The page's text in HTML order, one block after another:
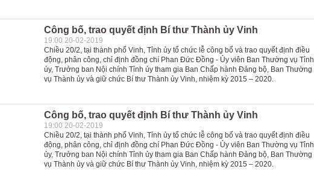
Công bố, trao quyết định Bí thư Thành ủy Vinh
19:00 20-02-2019
Chiều 20/2, tại thành phố Vinh, Tỉnh ủy tổ chức lễ công bố và trao quyết định điều
động, phân công, chỉ định đồng chí Phan Đức Đồng - Ủy viên Ban Thường vụ Tỉnh
ủy, Trưởng ban Nội chính Tỉnh ủy tham gia Ban Chấp hành Đảng bộ, Ban Thường
vụ Thành ủy và giữ chức Bí thư Thành ủy Vinh, nhiệm kỳ 2015 – 2020.
Công bố, trao quyết định Bí thư Thành ủy Vinh
19:00 20-02-2019
Chiều 20/2, tại thành phố Vinh, Tỉnh ủy tổ chức lễ công bố và trao quyết định điều
động, phân công, chỉ định đồng chí Phan Đức Đồng - Ủy viên Ban Thường vụ Tỉnh
ủy, Trưởng ban Nội chính Tỉnh ủy tham gia Ban Chấp hành Đảng bộ, Ban Thường
vụ Thành ủy và giữ chức Bí thư Thành ủy Vinh, nhiệm kỳ 2015 – 2020.